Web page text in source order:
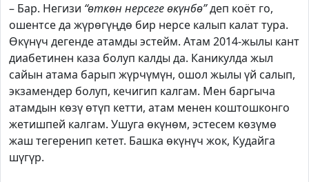
– Бар. Негизи “өткөн нерсеге өкүнбө”деп коёт го,
ошентсе да жүрөгүңдө бир нерсе калып калат тура.
Өкүнүч дегенде атамды эстейм. Атам 2014-жылы кант
диабетинен каза болуп калды да. Каникулда жыл
сайын атама барып жүрчүмүн, ошол жылы үй салып,
экзамендер болуп, кечигип калгам. Мен баргыча
атамдын көзү өтүп кетти, атам менен коштошконго
жетишпей калгам. Ушуга өкүнөм, эстесем көзүмө
жаш тегеренип кетет. Башка өкүнүч жок, Кудайга
шүгүр.